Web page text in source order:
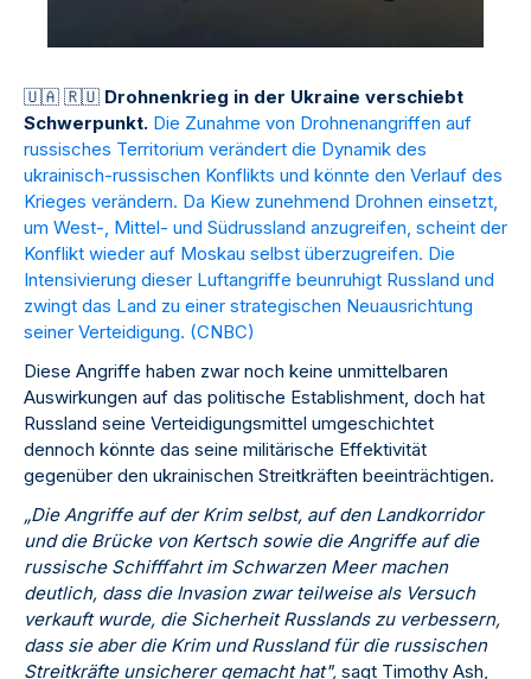
🇺🇦 🇷🇺 Drohnenkrieg in der Ukraine verschiebt
Schwerpunkt. Die Zunahme von Drohnenangriffen auf
russisches Territorium verändert die Dynamik des
ukrainisch-russischen Konflikts und könnte den Verlauf des
Krieges verändern. Da Kiew zunehmend Drohnen einsetzt,
um West-, Mittel- und Südrussland anzugreifen, scheint der
Konflikt wieder auf Moskau selbst überzugreifen. Die
Intensivierung dieser Luftangriffe beunruhigt Russland und
zwingt das Land zu einer strategischen Neuausrichtung
seiner Verteidigung. (CNBC)
Diese Angriffe haben zwar noch keine unmittelbaren
Auswirkungen auf das politische Establishment, doch hat
Russland seine Verteidigungsmittel umgeschichtet
dennoch könnte das seine militärische Effektivität
gegenüber den ukrainischen Streitkräften beeinträchtigen.
„Die Angriffe auf der Krim selbst, auf den Landkorridor
und die Brücke von Kertsch sowie die Angriffe auf die
russische Schifffahrt im Schwarzen Meer machen
deutlich, dass die Invasion zwar teilweise als Versuch
verkauft wurde, die Sicherheit Russlands zu verbessern,
dass sie aber die Krim und Russland für die russischen
Streitkräfte unsicherer gemacht hat", sagt Timothy Ash,